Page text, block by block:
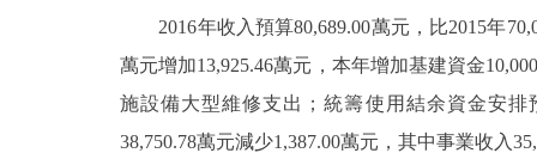
2016年收入預算80,689.00萬元，比2015年
萬元增加13,925.46萬元，本年增加基建資金
施設備大型維修支出；統籌使用結余資金安排
38,750.78萬元減少1,387.00萬元，其中事業收入